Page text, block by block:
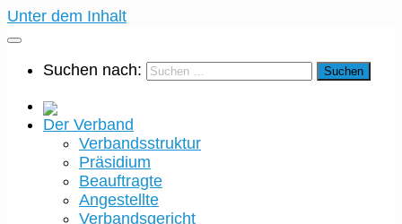
Unter dem Inhalt
Suchen nach:
Der Verband
Verbandsstruktur
Präsidium
Beauftragte
Angestellte
Verbandsgericht